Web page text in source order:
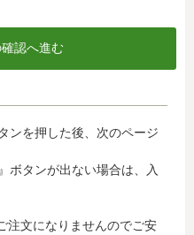
て
の個人情報等は、カード発
止のために、お客様が利用
供させていただきます。(氏
インターネット利用環境
発行会社が外国にある場
ンを押した後、次のページ
ボタンが出ない場合は、入
注文になりませんのでご安